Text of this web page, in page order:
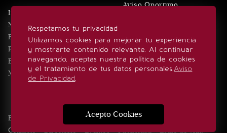
Respetamos tu privacidad
Utilizamos cookies para mejorar tu experiencia
y mostrarte contenido relevante. Al continuar
navegando, aceptas nuestra política de cookies
y el tratamiento de tus datos personales.Aviso
de Privacidad.
Acepto Cookies
Inicio
Noticias
Eventos
Realeza
Estilo de vida
Minuto x Minuto
Aviso Oportuno
SÍGUENOS
Edición Impresa Noticias Quiénes somos
Contacto
Directorio Eventos Publicidad Estilo de vida